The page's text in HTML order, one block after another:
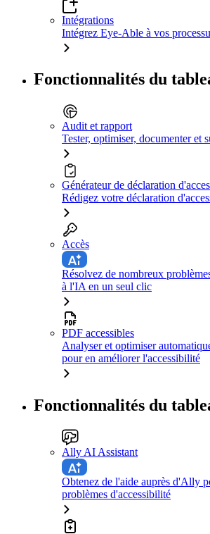
Intégrations
Intégrez Eye-Able à vos
Fonctionnalités du
Audit et rapport
Tester, optimiser, documenter et
Générateur de déclaration
Rédigez votre déclaration
Accès
Résolvez de nombreux
à l'IA en un seul clic
PDF accessibles
Analyser et optimiser
pour en améliorer l'accessibilité
Fonctionnalités du
Ally AI Assistant
Obtenez de l'aide auprès d'Ally
problèmes d'accessibilité